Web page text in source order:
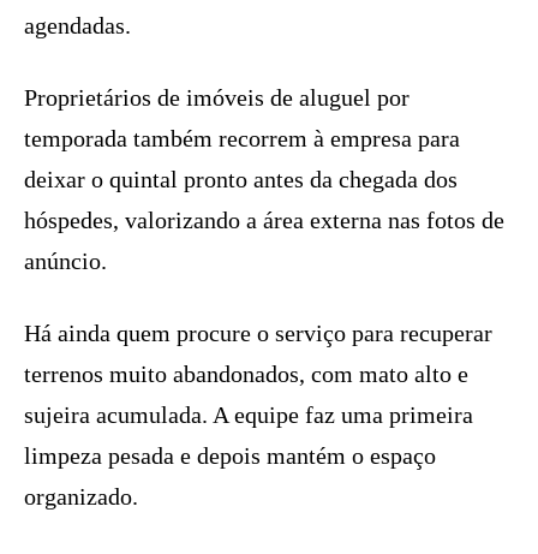
agendadas.
Proprietários de imóveis de aluguel por
temporada também recorrem à empresa para
deixar o quintal pronto antes da chegada dos
hóspedes, valorizando a área externa nas fotos de
anúncio.
Há ainda quem procure o serviço para recuperar
terrenos muito abandonados, com mato alto e
sujeira acumulada. A equipe faz uma primeira
limpeza pesada e depois mantém o espaço
organizado.